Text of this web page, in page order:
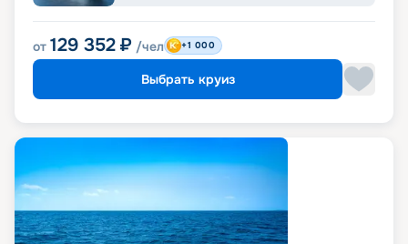
от 129 352 ₽ /чел +1 000
Выбрать круиз